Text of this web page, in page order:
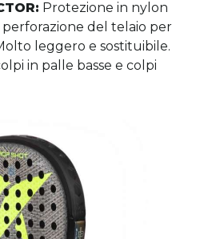
Protezione in nylon
perforazione del telaio per
leggero e sostituibile.
in palle basse e colpi